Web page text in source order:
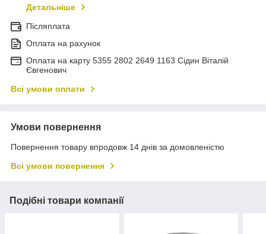
Детальніше
Післяплата
Оплата на рахунок
Оплата на карту 5355 2802 2649 1163 Сідин Віталій
Євгенович
Всі умови оплати
Умови повернення
Повернення товару впродовж 14 днів за домовленістю
Всі умови повернення
Подібні товари компанії